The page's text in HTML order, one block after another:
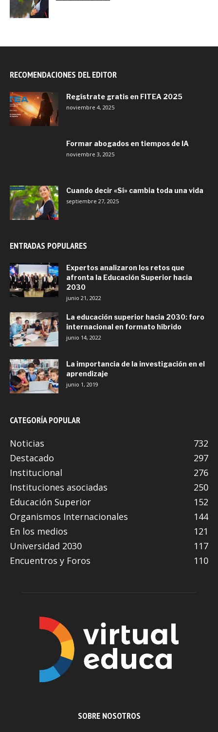
RECOMENDACIONES DEL EDITOR
Regístrate gratis en FITEA 2025
noviembre 4, 2025
Formar abogados en tiempos de IA
noviembre 3, 2025
Cuando decir «Sí» cambia toda una vida
septiembre 27, 2025
ENTRADAS POPULARES
Expertos analizaron los retos que
afronta la Educación Superior hacia
2030
junio 21, 2022
La educación superior hacia 2030: foro
internacional en formato híbrido
junio 14, 2022
La importancia de la investigación en el
aprendizaje
junio 1, 2019
CATEGORÍA POPULAR
Noticias
732
Destacado
297
Institucional
276
Instituciones asociadas
250
Educación Superior
152
Organismos Internacionales
144
En los medios
121
Universidad 2030
117
Encuentros y Foros
110
SOBRE NOSOTROS